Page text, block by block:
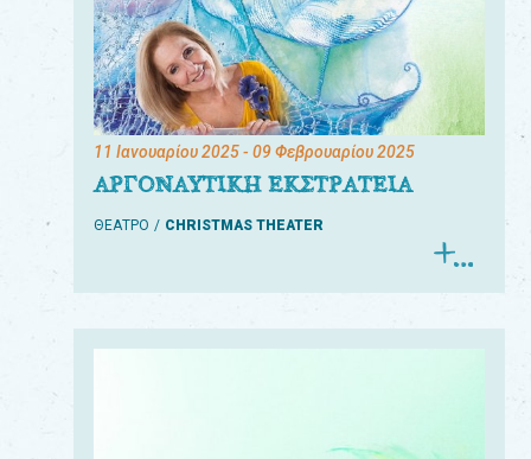
11 Ιανουαρίου 2025- 09 Φεβρουαρίου 2025
ΑΡΓΟΝΑΥΤΙΚΗ ΕΚΣΤΡΑΤΕΙΑ
ΘΕΑΤΡΟ CHRISTMAS THEATER